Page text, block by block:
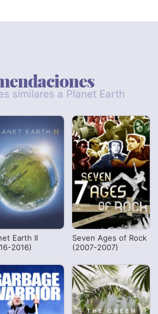
similares a Planet Earth
Earth II
2016)
Seven Ages of Rock
(2007-2007)